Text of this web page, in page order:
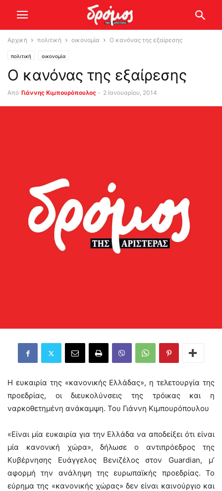
Αρχική πολιτική οικονομία Ο κανόνας της εξαίρεσης
πολιτική οικονομία
Ο κανόνας της εξαίρεσης
Από Γιάννης Κιμπουρόπουλος - 2 Ιανουαρίου, 2014
Η ευκαιρία της «κανονικής Ελλάδας», η τελετουργία της
προεδρίας, οι διευκολύνσεις της τρόικας και η
ναρκοθετημένη ανάκαμψη. Του Γιάννη Κιμπουρόπουλου
«Είναι μία ευκαιρία για την Ελλάδα να αποδείξει ότι είναι
μία κανονική χώρα», δήλωσε ο αντιπρόεδρος της
Kυβέρνησης Ευάγγελος Βενιζέλος στον Guardian, μ’
αφορμή την ανάληψη της ευρωπαϊκής προεδρίας. Το
εύρημα της «κανονικής χώρας» δεν είναι καινούργιο και